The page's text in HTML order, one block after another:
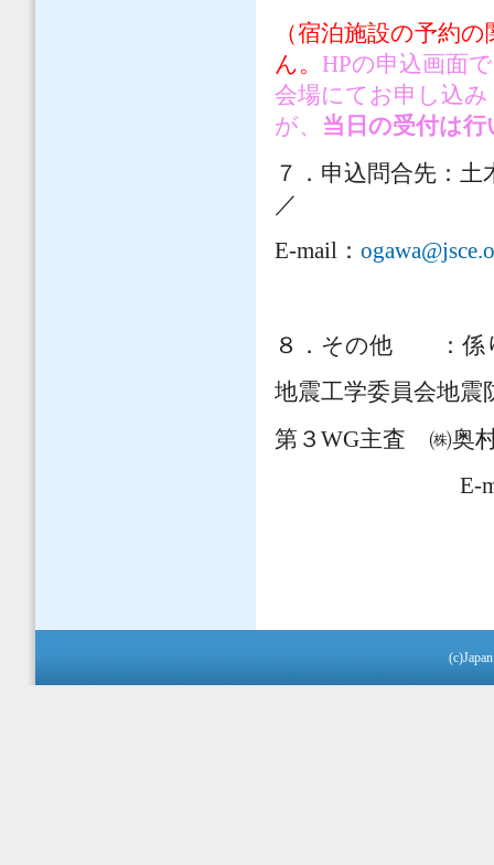
（宿泊施設の予約
ん。 HPの申込画面
会場にてお申し込
が、 当日の受付は
７．申込問合先：
／
E-mail：
８．その他 ：係
地震工学委員会地
第３WG主査 ㈱
E-mail